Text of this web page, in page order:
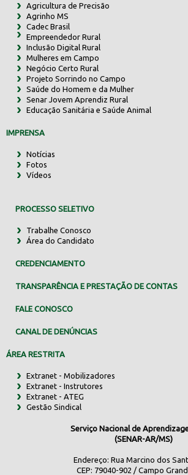
Agricultura de Precisão
Agrinho MS
Cadec Brasil
Empreendedor Rural
Inclusão Digital Rural
Mulheres em Campo
Negócio Certo Rural
Projeto Sorrindo no Campo
Saúde do Homem e da Mulher
Senar Jovem Aprendiz Rural
Educação Sanitária e Saúde Animal
IMPRENSA
Notícias
Fotos
Vídeos
PROCESSO SELETIVO
Trabalhe Conosco
Área do Candidato
CREDENCIAMENTO
TRANSPARÊNCIA E PRESTAÇÃO DE CONTAS
FALE CONOSCO
CANAL DE DENÚNCIAS
ÁREA RESTRITA
Extranet - Mobilizadores
Extranet - Instrutores
Extranet - ATEG
Gestão Sindical
Serviço Nacional de
(SENAR-AR/MS)
Endereço: Rua Marcino dos
CEP: 79040-902 / Campo